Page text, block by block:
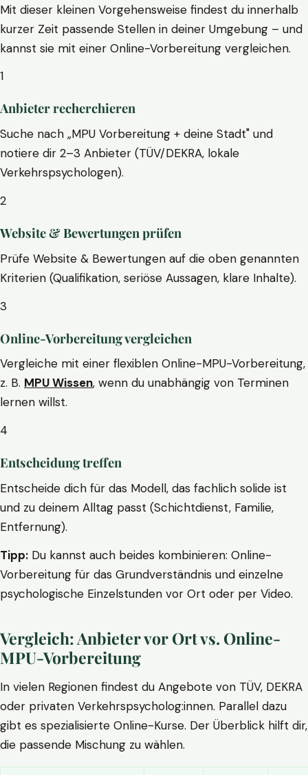
Mit dieser kleinen Vorgehensweise findest du innerhalb
kurzer Zeit passende Stellen in deiner Umgebung – und
kannst sie mit einer Online-Vorbereitung vergleichen.
1
Anbieter recherchieren
Suche nach „MPU Vorbereitung + deine Stadt" und
notiere dir 2–3 Anbieter (TÜV/DEKRA, lokale
Verkehrspsychologen).
2
Website & Bewertungen prüfen
Prüfe Website & Bewertungen auf die oben genannten
Kriterien (Qualifikation, seriöse Aussagen, klare Inhalte).
3
Online-Vorbereitung vergleichen
Vergleiche mit einer flexiblen Online-MPU-Vorbereitung,
z. B. MPU Wissen, wenn du unabhängig von Terminen
lernen willst.
4
Entscheidung treffen
Entscheide dich für das Modell, das fachlich solide ist
und zu deinem Alltag passt (Schichtdienst, Familie,
Entfernung).
Tipp: Du kannst auch beides kombinieren: Online-
Vorbereitung für das Grundverständnis und einzelne
psychologische Einzelstunden vor Ort oder per Video.
Vergleich: Anbieter vor Ort vs. Online-
MPU-Vorbereitung
In vielen Regionen findest du Angebote von TÜV, DEKRA
oder privaten Verkehrspsycholog:innen. Parallel dazu
gibt es spezialisierte Online-Kurse. Der Überblick hilft dir,
die passende Mischung zu wählen.